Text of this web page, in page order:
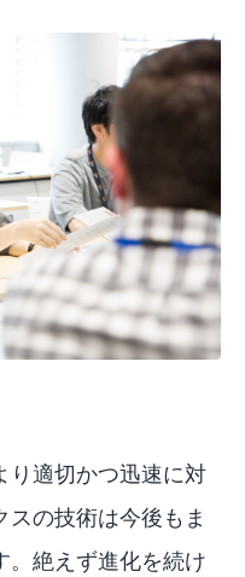
り適切かつ迅速に対
の技術は今後もま
。絶えず進化を続け